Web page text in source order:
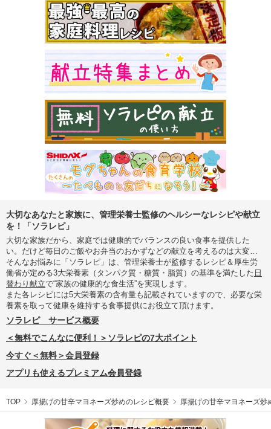
大切なあなたと家族に、管理栄養士監修のヘルシーなレシピや献立
を！「ソラレピ」
大切な家族だから、家庭では健康的でバランスの良い食事を提供した
い。だけど毎日のご飯やお弁当のおかずなどの献立を考えるのは大変…
そんなお悩みに「ソラレピ」は、管理栄養士が監修するレシピ＆厚生労
働省が定める3大栄養素（タンパク質・糖質・脂質）の基準を満たした 日
替わり献立で“家族の健康的な食生活”を実現します。
また各レシピには5大栄養素の含有量も記載されていますので、必要な栄
養素を取って健康を維持する食事提供にお役立て頂けます。
ソラレピ サービス概要
＜無料でこんなに便利！＞ソラレピの7大ポイント
今すぐ＜無料＞会員登録
アプリも使えるプレミアム会員登録
TOP 厚揚げの甘辛マヨネーズ炒めのレシピ概要 厚揚げの甘辛マヨネーズ炒